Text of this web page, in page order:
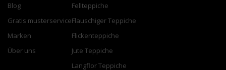
Blog
Gratis musterservice
Marken
Über uns
Fellteppiche
Flauschiger Teppiche
Flickenteppiche
Jute Teppiche
Langflor Teppiche